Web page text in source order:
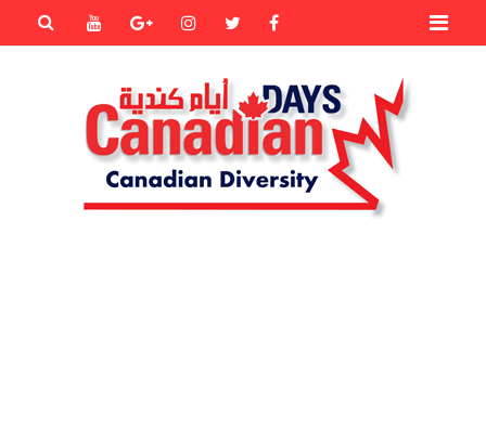
Facebook
Twitter
instagram
Goole+
Youtube